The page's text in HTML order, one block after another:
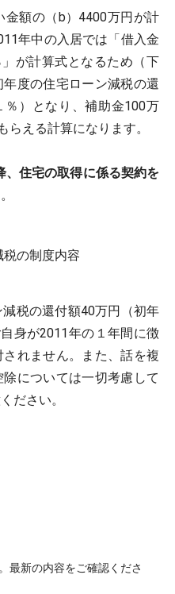
金額の（b）4400万円が計
年中の入居では「借入金
が計算式となるため（下
度の住宅ローン減税の還
）となり、補助金100万
える計算になります。
、住宅の取得に係る契約を
税の還付額40万円（初年
身が2011年の１年間に徴
れません。また、話を複
については一切考慮して
ださい。
最新の内容をご確認くださ